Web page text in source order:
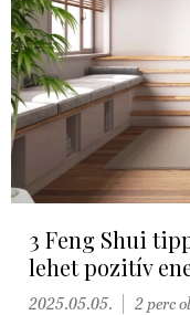
3 Feng Shui
lehet pozitív
2025.05.05. 2 perc